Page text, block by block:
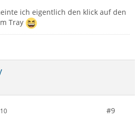
ich eigentlich den klick auf den
Tray
#9